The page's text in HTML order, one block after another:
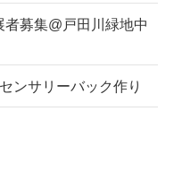
者募集@戸田川緑地中
サリーバック作り